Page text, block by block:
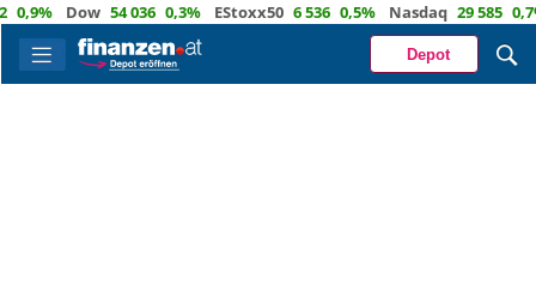
Dow 54 036 0,3% EStoxx50 6 536 0,5% Nasdaq 29 585 0,7%
Depot